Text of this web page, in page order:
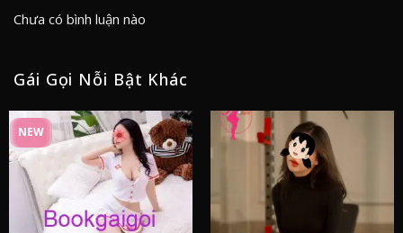
Chưa có bình luận nào
Gái Gọi Nỗi Bật Khác
NEW